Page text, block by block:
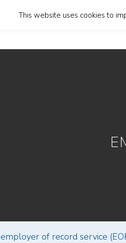
employer of record service
This website uses cookies to